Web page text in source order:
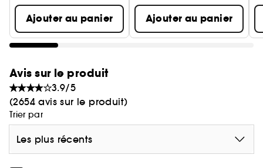
Tests consommateurs et en clinique du mascara
Huda Beauty :
- Testé ophtalmologiquement
contact
- Convient aux yeux sensibles
Ajouter au panier Ajouter au panier
Avis sur le produit
3.9/5
(2654 avis sur le produit)
Trier par
Les plus récents